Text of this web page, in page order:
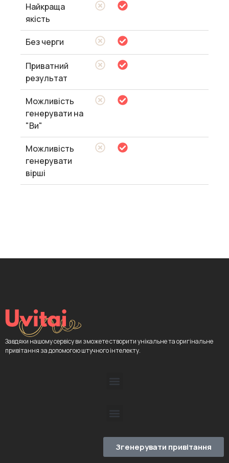
Найкраща
якість
Без черги
Приватний
результат
Можливість
генерувати на
"Ви"
Можливість
генерувати
вірші
Завдяки нашому сервісу ви зможете створити унікальне та оригінальне
привітання за допомогою штучного інтелекту.
Згенерувати привітання